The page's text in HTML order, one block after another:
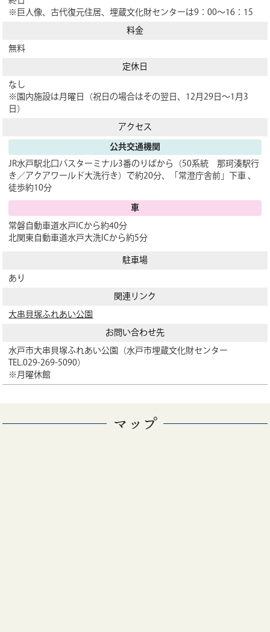
※巨人像、古代復元住居、埋蔵文化財センターは9：00～16：15
料金
無料
定休日
なし
※園内施設は月曜日（祝日の場合はその翌日、12月29日～1月3
日）
アクセス
公共交通機関
JR水戸駅北口バスターミナル3番のりばから（50系統 那珂湊駅行
き／アクアワールド大洗行き）で約20分、「常澄庁舎前」下車 、
徒歩約10分
車
常磐自動車道水戸ICから約40分
北関東自動車道水戸大洗ICから約5分
駐車場
あり
関連リンク
大串貝塚ふれあい公園
お問い合わせ先
水戸市大串貝塚ふれあい公園（水戸市埋蔵文化財センター
TEL.029-269-5090）
※月曜休館
マップ